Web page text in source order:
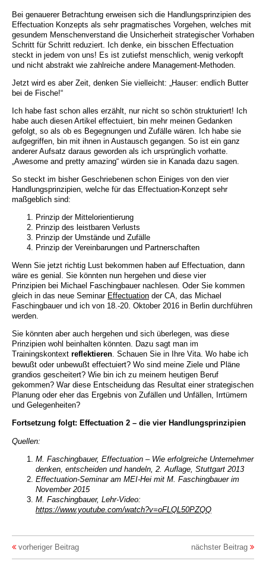
Bei genauerer Betrachtung erweisen sich die Handlungsprinzipien des
Effectuation Konzepts als sehr pragmatisches Vorgehen, welches mit
gesundem Menschenverstand die Unsicherheit strategischer Vorhaben
Schritt für Schritt reduziert. Ich denke, ein bisschen Effectuation
steckt in jedem von uns! Es ist zutiefst menschlich, wenig verkopft
und nicht abstrakt wie zahlreiche andere Management-Methoden.
Jetzt wird es aber Zeit, denken Sie vielleicht: „Hauser: endlich Butter
bei de Fische!“
Ich habe fast schon alles erzählt, nur nicht so schön strukturiert! Ich
habe auch diesen Artikel effectuiert, bin mehr meinen Gedanken
gefolgt, so als ob es Begegnungen und Zufälle wären. Ich habe sie
aufgegriffen, bin mit ihnen in Austausch gegangen. So ist ein ganz
anderer Aufsatz daraus geworden als ich ursprünglich vorhatte.
„Awesome and pretty amazing“ würden sie in Kanada dazu sagen.
So steckt im bisher Geschriebenen schon Einiges von den vier
Handlungsprinzipien, welche für das Effectuation-Konzept sehr
maßgeblich sind:
Prinzip der Mittelorientierung
Prinzip des leistbaren Verlusts
Prinzip der Umstände und Zufälle
Prinzip der Vereinbarungen und Partnerschaften
Wenn Sie jetzt richtig Lust bekommen haben auf Effectuation, dann
wäre es genial. Sie könnten nun hergehen und diese vier
Prinzipien bei Michael Faschingbauer nachlesen. Oder Sie kommen
gleich in das neue Seminar Effectuation der CA, das Michael
Faschingbauer und ich von 18.-20. Oktober 2016 in Berlin durchführen
werden.
Sie könnten aber auch hergehen und sich überlegen, was diese
Prinzipien wohl beinhalten könnten. Dazu sagt man im
Trainingskontext reflektieren. Schauen Sie in Ihre Vita. Wo habe ich
bewußt oder unbewußt effectuiert? Wo sind meine Ziele und Pläne
grandios gescheitert? Wie bin ich zu meinem heutigen Beruf
gekommen? War diese Entscheidung das Resultat einer strategischen
Planung oder eher das Ergebnis von Zufällen und Unfällen, Irrtümern
und Gelegenheiten?
Fortsetzung folgt: Effectuation 2 – die vier Handlungsprinzipien
Quellen:
M. Faschingbauer, Effectuation – Wie erfolgreiche Unternehmer
denken, entscheiden und handeln, 2. Auflage, Stuttgart 2013
Effectuation-Seminar am MEI-Hei mit M. Faschingbauer im
November 2015
M. Faschingbauer, Lehr-Video:
https://www.youtube.com/watch?v=oFLQL50PZQQ
vorheriger Beitrag nächster Beitrag